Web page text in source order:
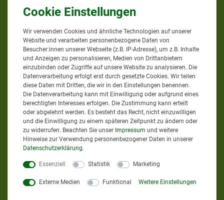
Google Bewertungen
4,9bei 58Bewertungen
Informationen zur Echtheit
von Kundenbewertungen
AGRAR-PROFI24.DE
Wir verwenden Cookies und ähnliche Technologien auf unserer
Website und verarbeiten personenbezogene Daten von
Besucher:innen unserer Webseite (z.B. IP-Adresse), um z.B. Inhalte
und Anzeigen zu personalisieren, Medien von Drittanbietern
einzubinden oder Zugriffe auf unsere Website zu analysieren. Die
Datenverarbeitung erfolgt erst durch gesetzte Cookies. Wir teilen
diese Daten mit Dritten, die wir in den Einstellungen benennen.
Die Datenverarbeitung kann mit Einwilligung oder aufgrund eines
berechtigten Interesses erfolgen. Die Zustimmung kann erteilt
oder abgelehnt werden. Es besteht das Recht, nicht einzuwilligen
und die Einwilligung zu einem späteren Zeitpunkt zu ändern oder
zu widerrufen. Beachten Sie unser Impressum und weitere
Hinweise zur Verwendung personenbezogener Daten in unserer
Daten­schutz­erklärung.
Essenziell Statistik Marketing
Externe Medien Funktional Weitere Einstellungen